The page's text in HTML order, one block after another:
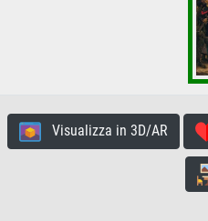
Visualizza in 3D/AR